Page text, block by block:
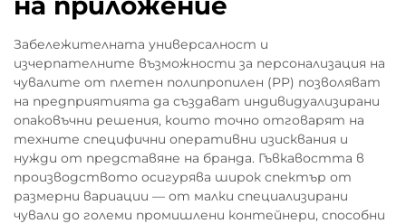
Забележителната универсалност и
изчерпателните възможности за персонализация на
чувалите от плетен полипропилен (PP) позволяват
на предприятията да създават индивидуализирани
опаковъчни решения, които точно отговарят на
техните специфични оперативни изисквания и
нужди от представяне на бранда. Гъвкавостта в
производството осигурява широк спектър от
размерни вариации — от малки специализирани
чували до големи промишлени контейнери, способни